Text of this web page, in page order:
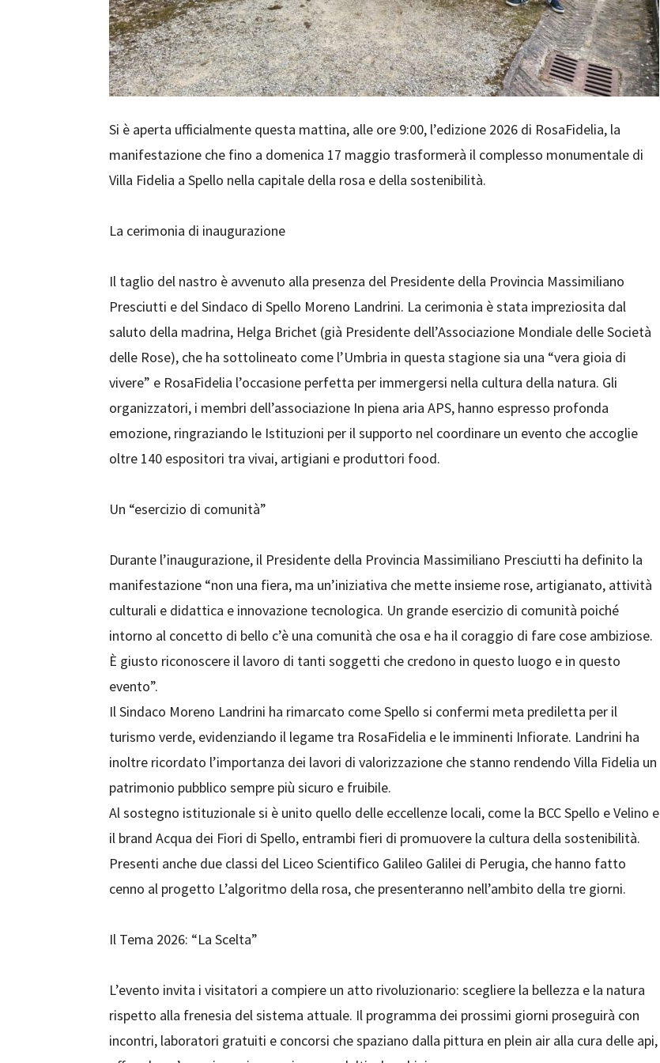
Si è aperta ufficialmente questa mattina, alle ore 9:00, l’edizione 2026 di RosaFidelia, la
manifestazione che fino a domenica 17 maggio trasformerà il complesso monumentale di
Villa Fidelia a Spello nella capitale della rosa e della sostenibilità.
La cerimonia di inaugurazione
Il taglio del nastro è avvenuto alla presenza del Presidente della Provincia Massimiliano
Presciutti e del Sindaco di Spello Moreno Landrini. La cerimonia è stata impreziosita dal
saluto della madrina, Helga Brichet (già Presidente dell’Associazione Mondiale delle Società
delle Rose), che ha sottolineato come l’Umbria in questa stagione sia una “vera gioia di
vivere” e RosaFidelia l’occasione perfetta per immergersi nella cultura della natura. Gli
organizzatori, i membri dell’associazione In piena aria APS, hanno espresso profonda
emozione, ringraziando le Istituzioni per il supporto nel coordinare un evento che accoglie
oltre 140 espositori tra vivai, artigiani e produttori food.
Un “esercizio di comunità”
Durante l’inaugurazione, il Presidente della Provincia Massimiliano Presciutti ha definito la
manifestazione “non una fiera, ma un’iniziativa che mette insieme rose, artigianato, attività
culturali e didattica e innovazione tecnologica. Un grande esercizio di comunità poiché
intorno al concetto di bello c’è una comunità che osa e ha il coraggio di fare cose ambiziose.
È giusto riconoscere il lavoro di tanti soggetti che credono in questo luogo e in questo
evento”.
Il Sindaco Moreno Landrini ha rimarcato come Spello si confermi meta prediletta per il
turismo verde, evidenziando il legame tra RosaFidelia e le imminenti Infiorate. Landrini ha
inoltre ricordato l’importanza dei lavori di valorizzazione che stanno rendendo Villa Fidelia un
patrimonio pubblico sempre più sicuro e fruibile.
Al sostegno istituzionale si è unito quello delle eccellenze locali, come la BCC Spello e Velino e
il brand Acqua dei Fiori di Spello, entrambi fieri di promuovere la cultura della sostenibilità.
Presenti anche due classi del Liceo Scientifico Galileo Galilei di Perugia, che hanno fatto
cenno al progetto L’algoritmo della rosa, che presenteranno nell’ambito della tre giorni.
Il Tema 2026: “La Scelta”
L’evento invita i visitatori a compiere un atto rivoluzionario: scegliere la bellezza e la natura
rispetto alla frenesia del sistema attuale. Il programma dei prossimi giorni proseguirà con
incontri, laboratori gratuiti e concorsi che spaziano dalla pittura en plein air alla cura delle api,